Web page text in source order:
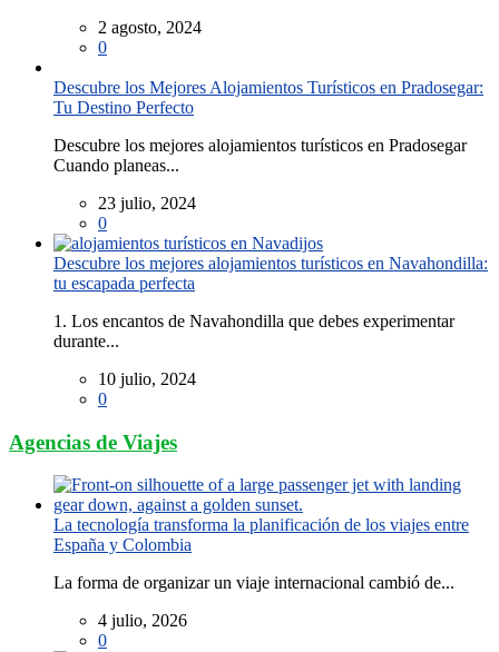
2 agosto, 2024
0
Descubre los Mejores Alojamientos Turísticos en Pradosegar:
Tu Destino Perfecto
Descubre los mejores alojamientos turísticos en Pradosegar
Cuando planeas...
23 julio, 2024
0
Descubre los mejores alojamientos turísticos en Navahondilla:
tu escapada perfecta
1. Los encantos de Navahondilla que debes experimentar
durante...
10 julio, 2024
0
Agencias de Viajes
La tecnología transforma la planificación de los viajes entre
España y Colombia
La forma de organizar un viaje internacional cambió de...
4 julio, 2026
0